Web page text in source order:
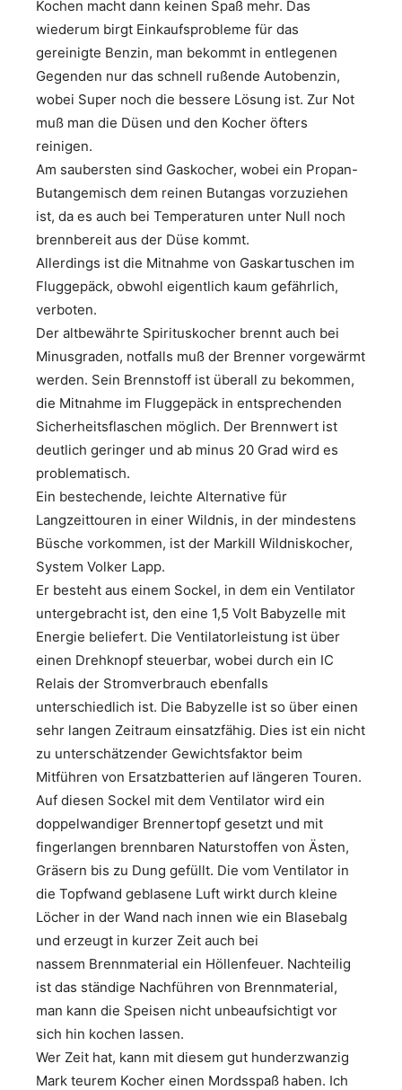
Kochen macht dann keinen Spaß mehr. Das
wiederum birgt Einkaufsprobleme für das
gereinigte Benzin, man bekommt in entlegenen
Gegenden nur das schnell rußende Autobenzin,
wobei Super noch die bessere Lösung ist. Zur Not
muß man die Düsen und den Kocher öfters
reinigen.
Am saubersten sind Gaskocher, wobei ein Propan-
Butangemisch dem reinen Butangas vorzuziehen
ist, da es auch bei Temperaturen unter Null noch
brennbereit aus der Düse kommt.
Allerdings ist die Mitnahme von Gaskartuschen im
Fluggepäck, obwohl eigentlich kaum gefährlich,
verboten.
Der altbewährte Spirituskocher brennt auch bei
Minusgraden, notfalls muß der Brenner vorgewärmt
werden. Sein Brennstoff ist überall zu bekommen,
die Mitnahme im Fluggepäck in entsprechenden
Sicherheitsflaschen möglich. Der Brennwert ist
deutlich geringer und ab minus 20 Grad wird es
problematisch.
Ein bestechende, leichte Alternative für
Langzeittouren in einer Wildnis, in der mindestens
Büsche vorkommen, ist der Markill Wildniskocher,
System Volker Lapp.
Er besteht aus einem Sockel, in dem ein Ventilator
untergebracht ist, den eine 1,5 Volt Babyzelle mit
Energie beliefert. Die Ventilatorleistung ist über
einen Drehknopf steuerbar, wobei durch ein IC
Relais der Stromverbrauch ebenfalls
unterschiedlich ist. Die Babyzelle ist so über einen
sehr langen Zeitraum einsatzfähig. Dies ist ein nicht
zu unterschätzender Gewichtsfaktor beim
Mitführen von Ersatzbatterien auf längeren Touren.
Auf diesen Sockel mit dem Ventilator wird ein
doppelwandiger Brennertopf gesetzt und mit
fingerlangen brennbaren Naturstoffen von Ästen,
Gräsern bis zu Dung gefüllt. Die vom Ventilator in
die Topfwand geblasene Luft wirkt durch kleine
Löcher in der Wand nach innen wie ein Blasebalg
und erzeugt in kurzer Zeit auch bei
nassem Brennmaterial ein Höllenfeuer. Nachteilig
ist das ständige Nachführen von Brennmaterial,
man kann die Speisen nicht unbeaufsichtigt vor
sich hin kochen lassen.
Wer Zeit hat, kann mit diesem gut hunderzwanzig
Mark teurem Kocher einen Mordsspaß haben. Ich